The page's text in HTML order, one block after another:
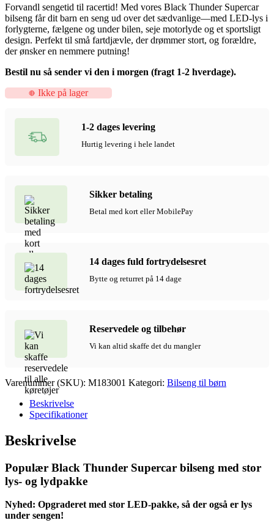
Forvandl sengetid til racertid! Med vores Black Thunder Supercar
bilseng får dit barn en seng ud over det sædvanlige—med LED-lys i
forlygterne, fælgene og under bilen, seje motorlyde og et sportsligt
design. Perfekt til små fartdjævle, der drømmer stort, og forældre,
der ønsker en nemmere putning!
Bestil nu så sender vi den i morgen (fragt 1-2 hverdage).
Ikke på lager
1-2 dages levering
Hurtig levering i hele landet
Sikker betaling
Betal med kort eller MobilePay
14 dages fuld fortrydelsesret
Bytte og returret på 14 dage
Reservedele og tilbehør
Vi kan altid skaffe det du mangler
Varenummer (SKU): M183001 Kategori: Bilseng til børn
Beskrivelse
Specifikationer
Beskrivelse
Populær Black Thunder Supercar bilseng med stor
lys- og lydpakke
Nyhed: Opgraderet med stor LED-pakke, så der også er lys
under sengen!